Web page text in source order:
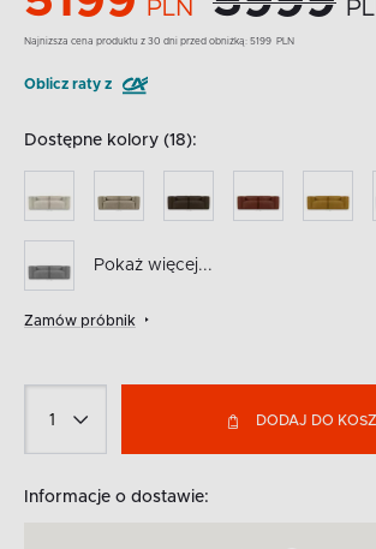
PLN
Najnizsza cena produktu z 30 dni przed obniżką: 5199 PLN
Oblicz raty z
Dostępne kolory (18):
Pokaż więcej...
Zamów próbnik
DODAJ DO
Informacje o dostawie: